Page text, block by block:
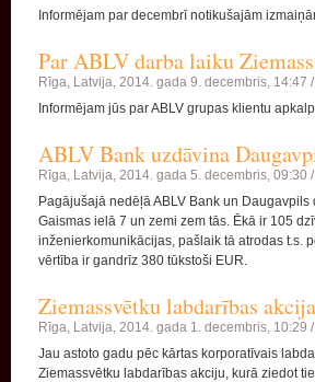
Informējam par decembrī notikušajām
Par ABLV darba laiku
Rīga, Latvija, 2014. gada 9. decembris, 14:47 /
Informējam jūs par ABLV grupas klientu
ABLV Bank uzdāvina
Rīga, Latvija, 2014. gada 5. decembris, 09:30 /
Pagājušajā nedēļā ABLV Bank un
Gaismas ielā 7 un zemi zem tās. Ēkā ir 105
inženierkomunikācijas, pašlaik tā atrodas t.s.
vērtība ir gandrīz 380 tūkstoši EUR.
Ziemassvētku labdarības
Rīga, Latvija, 2014. gada 1. decembris, 10:29 /
Jau astoto gadu pēc kārtas korporatīvais
Ziemassvētku labdarības akciju, kurā ziedot